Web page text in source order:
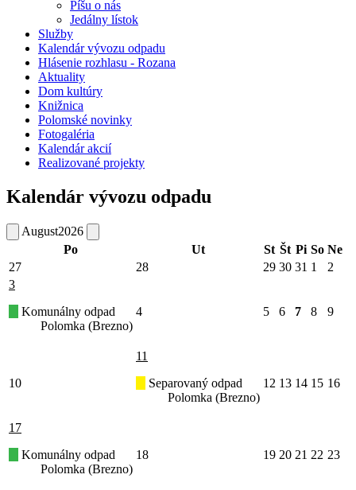
Píšu o nás
Jedálny lístok
Služby
Kalendár vývozu odpadu
Hlásenie rozhlasu - Rozana
Aktuality
Dom kultúry
Knižnica
Polomské novinky
Fotogaléria
Kalendár akcií
Realizované projekty
Kalendár vývozu odpadu
August2026
Po
Ut St Št Pi So Ne
27
28 29 30 31 1
2
3
Komunálny odpad
Polomka (Brezno)
4 5 6 7 8 9
10
11
Separovaný odpad
Polomka (Brezno)
12 13 14 15 16
17
Komunálny odpad
Polomka (Brezno)
18 19 20 21 22 23